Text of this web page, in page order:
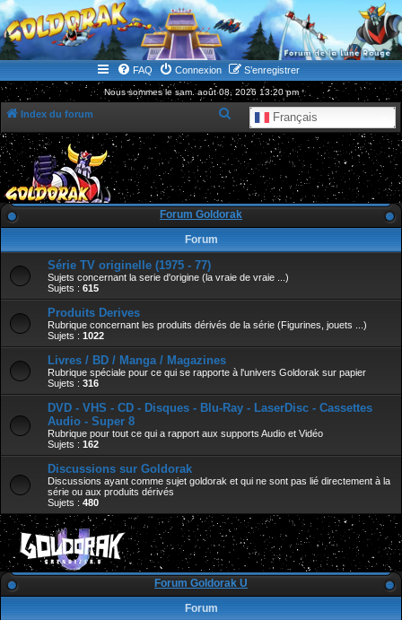
WWW.GOLDORAKGO.COM
le site de la Lune Rouge
FAQ Connexion S’enregistrer
Nous sommes le sam. août 08, 2026 13:20 pm
Index du forum Français
e
c
h
r
Forum Goldorak
Forum
Série TV originelle (1975 - 77)
Sujets concernant la serie d'origine (la vraie de vraie ...)
Sujets : 615
Produits Derives
Rubrique concernant les produits dérivés de la série (Figurines, jouets ...)
Sujets : 1022
Livres / BD / Manga / Magazines
Rubrique spéciale pour ce qui se rapporte à l'univers Goldorak sur papier
Sujets : 316
DVD - VHS - CD - Disques - Blu-Ray - LaserDisc - Cassettes
Audio - Super 8
Rubrique pour tout ce qui a rapport aux supports Audio et Vidéo
Sujets : 162
Discussions sur Goldorak
Discussions ayant comme sujet goldorak et qui ne sont pas lié directement à la
série ou aux produits dérivés
Sujets : 480
Forum Goldorak U
Forum